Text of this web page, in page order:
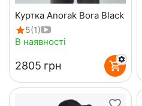
Куртка Anorak Bora Black
5(1)
В наявності
‍2805‍ грн